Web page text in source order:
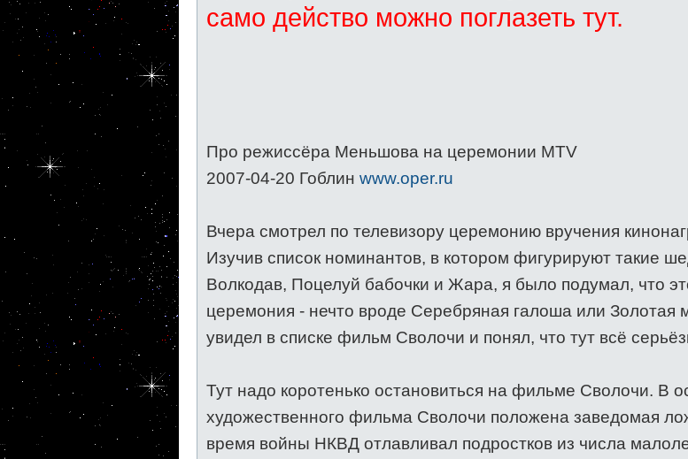
само действо можно поглазеть тут.
Про режиссёра Меньшова на церемонии MTV
2007-04-20 Гоблин www.oper.ru
Вчера смотрел по телевизору церемонию вручения
Изучив список номинантов, в котором фигурируют такие
Волкодав, Поцелуй бабочки и Жара, я было подумал, что
церемония - нечто вроде Серебряная галоша или Золотая
увидел в списке фильм Сволочи и понял, что тут всё
Тут надо коротенько остановиться на фильме Сволочи. В
художественного фильма Сволочи положена заведомая
время войны НКВД отлавливал подростков из числа